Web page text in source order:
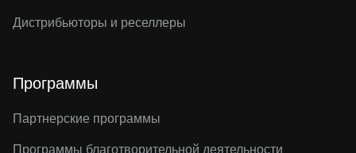
Дистрибьюторы и реселлеры
Программы
Партнерские программы
Программы благотворительной деятельности